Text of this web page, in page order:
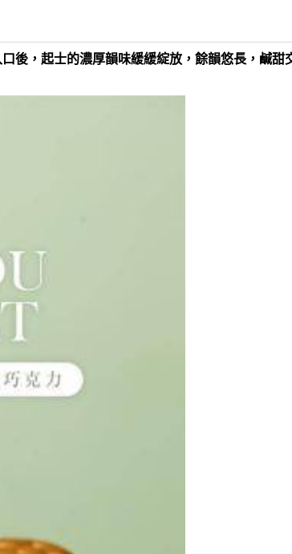
後，起士的濃厚韻味緩緩綻放，餘韻悠長，鹹甜